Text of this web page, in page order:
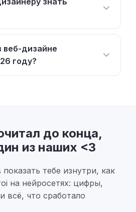
веб-дизайне
году?
до конца,
из наших <3
тебе изнутри, как
на нейросетях: цифры,
всё, что сработало